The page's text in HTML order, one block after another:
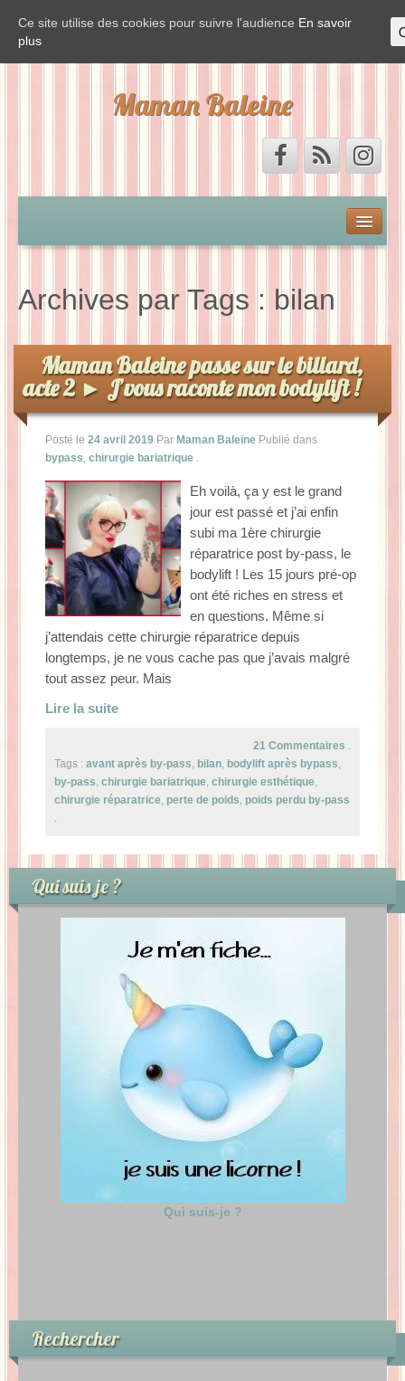
Maman Baleine
Vis ma vie de Baleine
La Baleine est de sortie
La Baleine se pomponne !
Archives par Tags : bilan
Maman Baleine passe sur le billard,
acte 2 ► J’vous raconte mon bodylift !
Posté le 24 avril 2019 Par Maman Baleine Publié dans
bypass, chirurgie bariatrique .
Eh voilà, ça y est le grand
jour est passé et j’ai enfin
subi ma 1ère chirurgie
réparatrice post by-pass, le
bodylift ! Les 15 jours pré-op
ont été riches en stress et
en questions. Même si
j’attendais cette chirurgie réparatrice depuis
longtemps, je ne vous cache pas que j’avais malgré
tout assez peur. Mais
Lire la suite
21 Commentaires .
Tags : avant après by-pass, bilan, bodylift après bypass,
by-pass, chirurgie bariatrique, chirurgie esthétique,
chirurgie réparatrice, perte de poids, poids perdu by-pass
.
Qui suis je ?
Qui suis-je ?
Rechercher
Ce site utilise des cookies pour suivre l'audience En savoir
plus